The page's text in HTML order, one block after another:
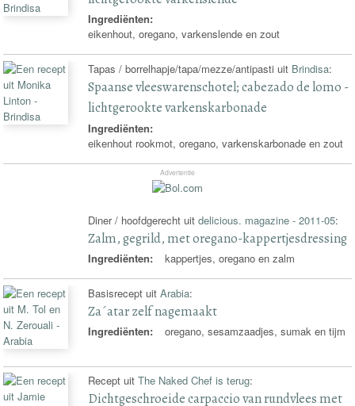
Ingrediënten:
eikenhout, oregano, varkenslende en zout
Tapas / borrelhapje/tapa/mezze/antipasti uit Brindisa:
Spaanse vleeswarenschotel; cabezado de lomo -
lichtgerookte varkenskarbonade
Ingrediënten:
eikenhout rookmot, oregano, varkenskarbonade en zout
Advertentie
Diner / hoofdgerecht uitdelicious. magazine - 2011-05:
Zalm, gegrild, met oregano-kappertjesdressing
Ingrediënten: kappertjes, oregano en zalm
Basisrecept uitArabia:
Za´atar zelf nagemaakt
Ingrediënten: oregano, sesamzaadjes, sumak en tijm
Recept uitThe Naked Chef is terug:
Dichtgeschroeide carpaccio van rundvlees met